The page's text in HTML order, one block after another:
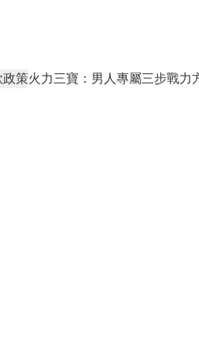
政策火力三寶：男人專屬三步戰力